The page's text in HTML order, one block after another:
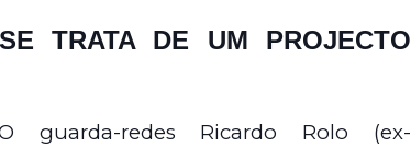
TRATA DE UM PROJECTO
guarda-redes Ricardo Rolo (ex-